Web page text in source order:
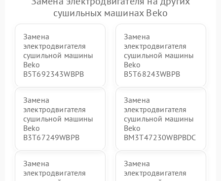
сушильных машинах Beko
Замена
электродвигателя
сушильной машины
Beko
B5T692343WBPB
Замена
электродвигателя
сушильной машины
Beko
B5T68243WBPB
Замена
электродвигателя
сушильной машины
Beko
B3T67249WBPB
Замена
электродвигателя
сушильной машины
Beko
BM3T47230WBPBDC
Замена
электродвигателя
Замена
электродвигателя